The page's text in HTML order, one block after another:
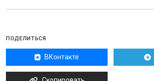
ПОДЕЛИТЬСЯ
ВКонтакте